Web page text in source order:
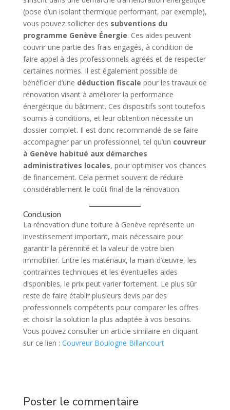
(pose d’un isolant thermique performant, par exemple),
vous pouvez solliciter des subventions du
programme Genève Énergie. Ces aides peuvent
couvrir une partie des frais engagés, à condition de
faire appel à des professionnels agréés et de respecter
certaines normes. Il est également possible de
bénéficier d’une déduction fiscale pour les travaux de
rénovation visant à améliorer la performance
énergétique du bâtiment. Ces dispositifs sont toutefois
soumis à conditions, et leur obtention nécessite un
dossier complet. Il est donc recommandé de se faire
accompagner par un professionnel, tel qu’un couvreur
à Genève habitué aux démarches
administratives locales, pour optimiser vos chances
de financement. Cela permet souvent de réduire
considérablement le coût final de la rénovation.
Conclusion
La rénovation d’une toiture à Genève représente un
investissement important, mais nécessaire pour
garantir la pérennité et la valeur de votre bien
immobilier. Entre les matériaux, la main-d’œuvre, les
contraintes techniques et les éventuelles aides
disponibles, le prix peut varier fortement. Le plus sûr
reste de faire établir plusieurs devis par des
professionnels compétents pour comparer les offres
et choisir la solution la plus adaptée à vos besoins.
Vous pouvez consulter un article similaire en cliquant
sur ce lien : Couvreur Boulogne Billancourt
Poster le commentaire